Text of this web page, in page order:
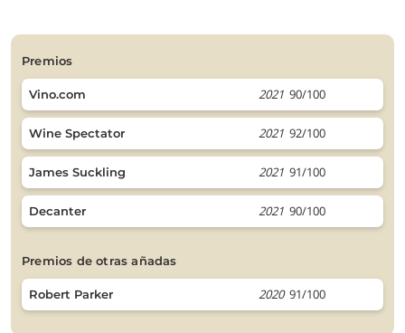
premios
Vino.com 2021 90/100
Wine Spectator 2021 92/100
James Suckling 2021 91/100
Decanter 2021 90/100
premios de otras añadas
Robert Parker 2020 91/100